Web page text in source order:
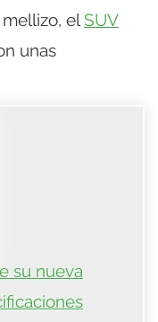
el SUV
unas
su nueva